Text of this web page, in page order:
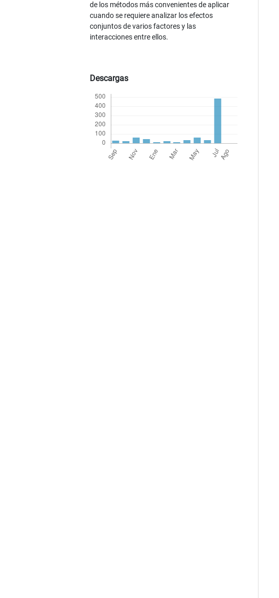
de los métodos más convenientes de aplicar
cuando se requiere analizar los efectos
conjuntos de varios factores y las
interacciones entre ellos.
Descargas